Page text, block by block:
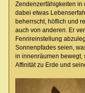
Zendenzerfähigkeiten in
dabei etwas
beherrscht, höflich und
auch von anderen. Er
Fenrireinstellung
Sonnenpfades seien,
in innenräumen bewegt,
Affinität zu Erde und